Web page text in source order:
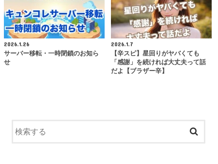
2026.1.26
サーバー移転・一時閉鎖のお知ら
せ
2026.1.7
【辛スピ】星回りがヤバくても
「感謝」を続ければ大丈夫って話
だよ【ブラザー辛】